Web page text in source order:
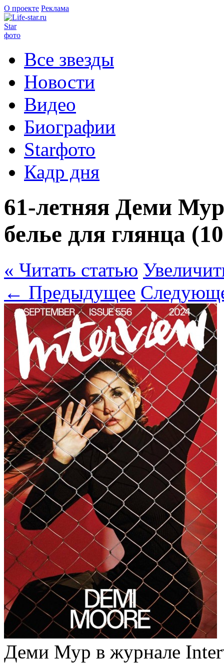
О проекте Реклама
Star
фото
Все звезды
Новости
Видео
Биографии
Starфото
Кадр дня
61-летняя Деми
белье для глянца
« Читать статью
← Предыдущее
Деми Мур в журнале